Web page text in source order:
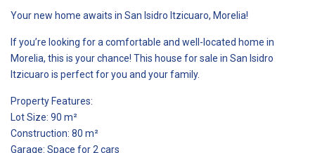
Your new home awaits in San Isidro Itzicuaro, Morelia!
If you’re looking for a comfortable and well-located home in
Morelia, this is your chance! This house for sale in San Isidro
Itzicuaro is perfect for you and your family.
Property Features:
Lot Size: 90 m²
Construction: 80 m²
Garage: Space for 2 cars